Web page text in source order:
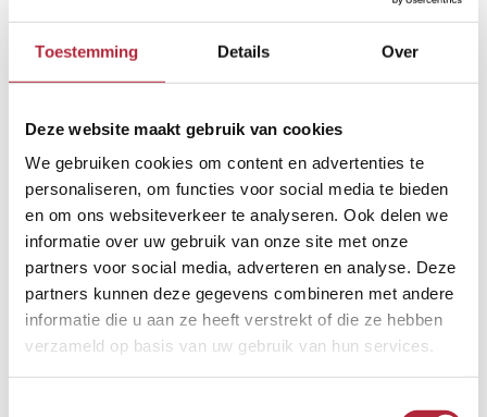
Toestemming Details Over
Deze website maakt gebruik van cookies
We gebruiken cookies om content en advertenties te
personaliseren, om functies voor social media te bieden
en om ons websiteverkeer te analyseren. Ook delen we
informatie over uw gebruik van onze site met onze
partners voor social media, adverteren en analyse. Deze
partners kunnen deze gegevens combineren met andere
informatie die u aan ze heeft verstrekt of die ze hebben
verzameld op basis van uw gebruik van hun services.
Gratis scheiden? Het kan
echt!
Scheiden doet lijden, een bekend
gezegde. Zoals ook weleens wordt
gezegd dat een scheiding altijd veel
duurder is t dan de bruiloft die eraan
vooraf ging. In crisisjaren wordt volgens
deskundigen ook nog eens meer
gescheiden. Maar wie geen geld heeft om
die juridische perikelen in goede banen te